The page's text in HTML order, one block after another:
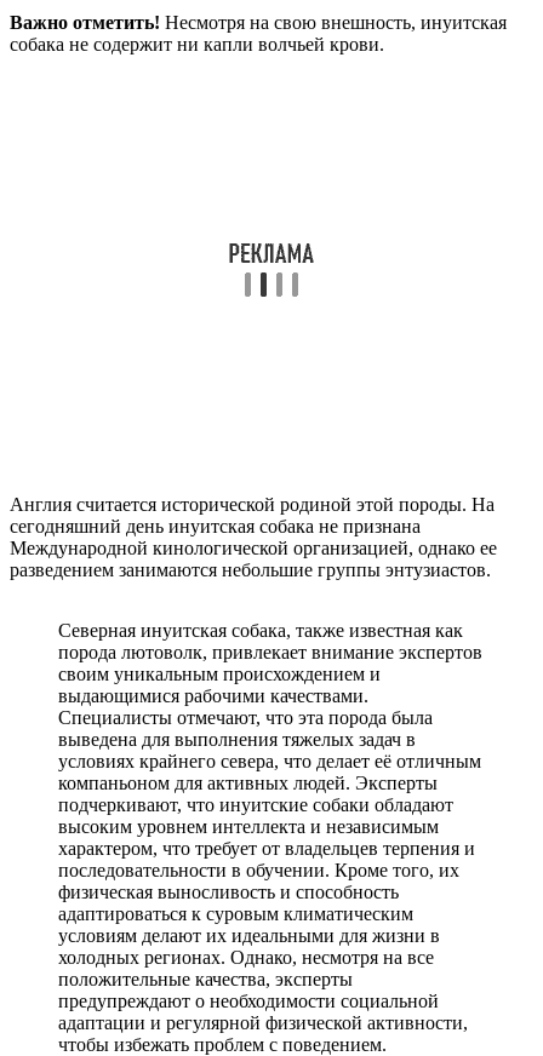
Важно отметить! Несмотря на свою внешность, инуитская
собака не содержит ни капли волчьей крови.
Англия считается исторической родиной этой породы. На
сегодняшний день инуитская собака не признана
Международной кинологической организацией, однако ее
разведением занимаются небольшие группы энтузиастов.
Северная инуитская собака, также известная как
порода лютоволк, привлекает внимание экспертов
своим уникальным происхождением и
выдающимися рабочими качествами.
Специалисты отмечают, что эта порода была
выведена для выполнения тяжелых задач в
условиях крайнего севера, что делает её отличным
компаньоном для активных людей. Эксперты
подчеркивают, что инуитские собаки обладают
высоким уровнем интеллекта и независимым
характером, что требует от владельцев терпения и
последовательности в обучении. Кроме того, их
физическая выносливость и способность
адаптироваться к суровым климатическим
условиям делают их идеальными для жизни в
холодных регионах. Однако, несмотря на все
положительные качества, эксперты
предупреждают о необходимости социальной
адаптации и регулярной физической активности,
чтобы избежать проблем с поведением.